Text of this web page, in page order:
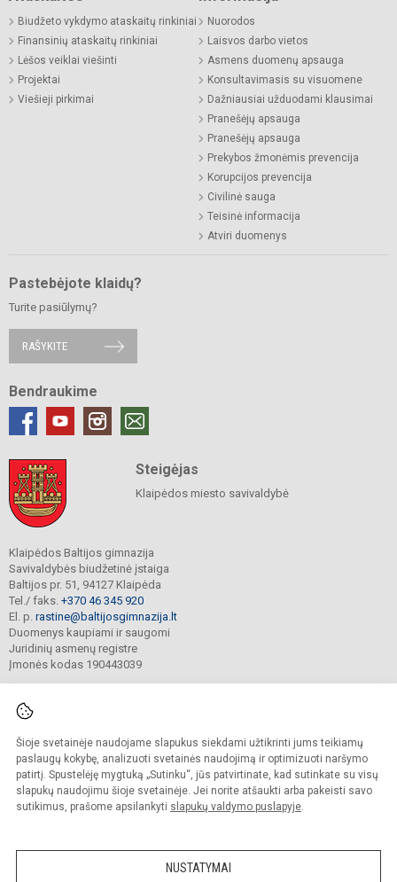
Šioje svetainėje naudojame slapukus siekdami užtikrinti jums teikiamų
paslaugų kokybę, analizuoti svetainės naudojimą ir optimizuoti naršymo
patirtį. Spustelėję mygtuką „Sutinku“, jūs patvirtinate, kad sutinkate su visų
slapukų naudojimu šioje svetainėje. Jei norite atšaukti arba pakeisti savo
sutikimus, prašome apsilankyti slapukų valdymo puslapyje.
NUSTATYMAI
Biudžeto vykdymo ataskaitų rinkiniai
Finansinių ataskaitų rinkiniai
Lėšos veiklai viešinti
Projektai
Viešieji pirkimai
Nuorodos
Laisvos darbo vietos
Asmens duomenų apsauga
Konsultavimasis su visuomene
Dažniausiai užduodami klausimai
Pranešėjų apsauga
Pranešėjų apsauga
Prekybos žmonėmis prevencija
Korupcijos prevencija
Civilinė sauga
Teisinė informacija
Atviri duomenys
Pastebėjote klaidų?
Turite pasiūlymų?
RAŠYKITE
Bendraukime
Steigėjas
Klaipėdos miesto savivaldybė
Klaipėdos Baltijos gimnazija
Savivaldybės biudžetinė įstaiga
Baltijos pr. 51, 94127 Klaipėda
Tel./ faks. +370 46 345 920
El. p. rastine@baltijosgimnazija.lt
Duomenys kaupiami ir saugomi
Juridinių asmenų registre
Įmonės kodas 190443039
© 2021. Klaipėdos Baltijos gimnazija. Visos teisės saugomos.
Kopijuoti turinį be raštiško gimnazijos sutikimo griežtai draudžiama.
Prieinamumo paraiška Slapukų valdymas
Sumanus būdas atnaujinti